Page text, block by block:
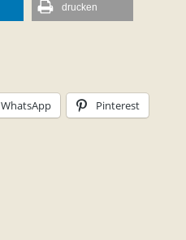
drucken
WhatsApp Pinterest